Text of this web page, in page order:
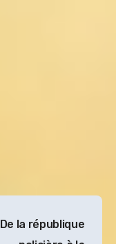
De la république